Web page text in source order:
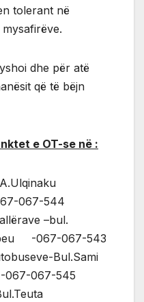
tolerant në
dhe për atë
që të bëjn
e OT-se në :
544
–bul.
-067-067-543
Bul.Sami
067-545